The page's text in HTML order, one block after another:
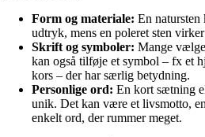
Form og materiale: En
udtryk, mens en poleret sten
Skrift og symboler: Mange
kan også tilføje et symbol – fx et
kors – der har særlig betydning.
Personlige ord: En kort sætning
unik. Det kan være et livsmotto,
enkelt ord, der rummer meget.